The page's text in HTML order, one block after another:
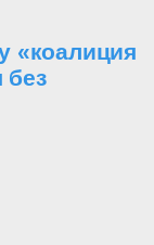
«коалиция
без